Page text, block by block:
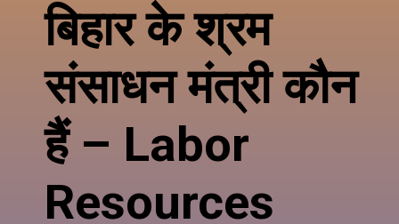
बिहार केश्रम
संसाधनमंत्री कौन
हैं – Labor
Resources